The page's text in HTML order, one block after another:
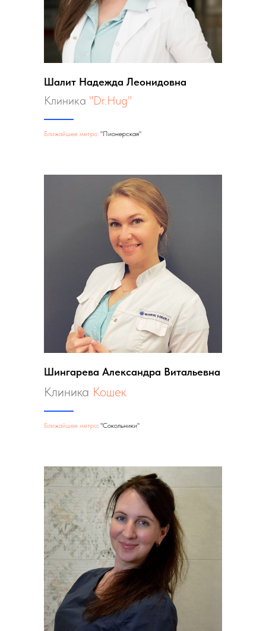
Шалит Надежда Леонидовна
Клиника "Dr.Hug"
Ближайшее метро: "Пионерская"
Шингарева Александра Витальевна
Клиника Кошек
Ближайшее метро: "Сокольники"